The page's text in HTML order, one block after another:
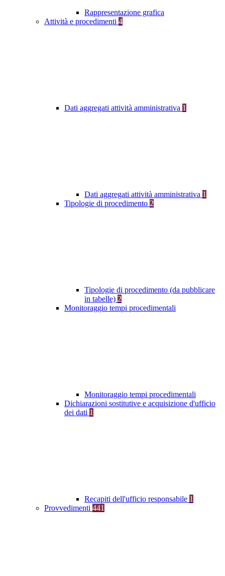
Rappresentazione grafica
Attività e procedimenti 4
Dati aggregati attività amministrativa 1
Dati aggregati attività amministrativa 1
Tipologie di procedimento 2
Tipologie di procedimento (da pubblicare
in tabelle) 2
Monitoraggio tempi procedimentali
Monitoraggio tempi procedimentali
Dichiarazioni sostitutive e acquisizione d'ufficio
dei dati 1
Recapiti dell'ufficio responsabile 1
Provvedimenti 441